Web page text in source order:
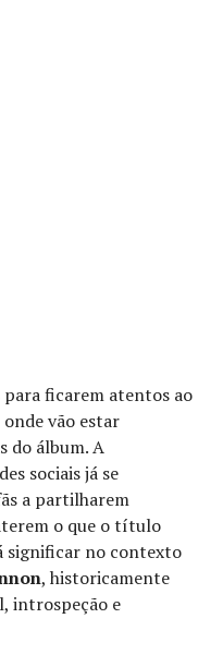
para ficarem atentos ao
onde vão estar
do álbum. A
sociais já se
a partilharem
o que o título
significar no contexto
, historicamente
introspeção e